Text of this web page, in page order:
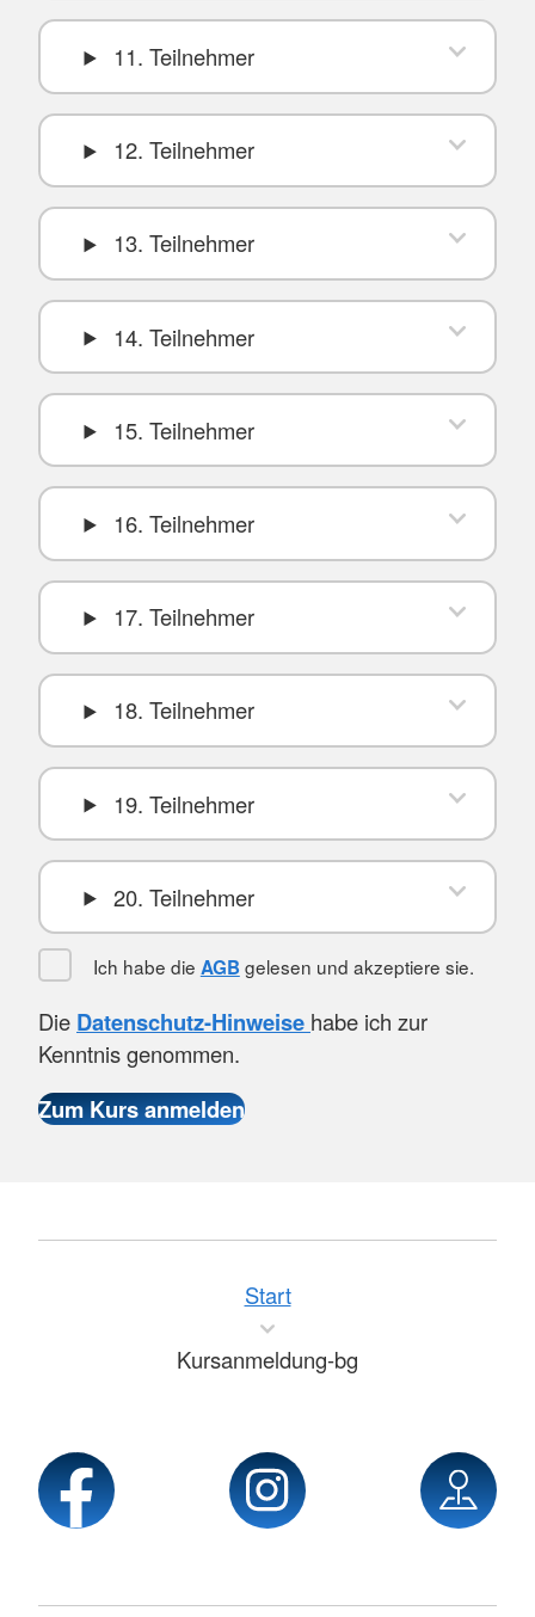
11. Teilnehmer
12. Teilnehmer
13. Teilnehmer
14. Teilnehmer
15. Teilnehmer
16. Teilnehmer
17. Teilnehmer
18. Teilnehmer
19. Teilnehmer
20. Teilnehmer
Ich habe die AGB gelesen und akzeptiere sie.
Die Datenschutz-Hinweise habe ich zur
Kenntnis genommen.
Start
Kursanmeldung-bg